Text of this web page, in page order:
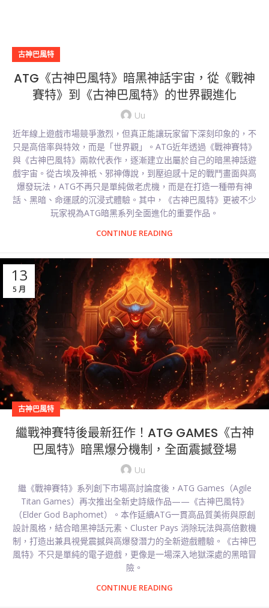
古神巴風特
ATG《古神巴風特》暗黑神話宇宙，從《戰神
賽特》到《古神巴風特》的世界觀進化
Uu
近年線上遊戲市場競爭激烈，但真正能讓玩家留下深刻印象的，不
只是高倍率與特效，而是「世界觀」。ATG近年透過《戰神賽特》
與《古神巴風特》兩款代表作，逐漸建立出屬於自己的暗黑神話遊
戲宇宙。從古埃及神祇、邪神傳說，到壓迫感十足的戰鬥畫面與高
爆發玩法，ATG不再只是單純做老虎機，而是在打造一種帶有神
話、黑暗、命運感的沉浸式體驗。其中，《古神巴風特》更被不少
玩家視為ATG暗黑系列全面進化的重要作品。
CONTINUE READING
13
5 月
古神巴風特
繼戰神賽特後最新狂作！ATG GAMES《古神
巴風特》暗黑爆分機制，全面震撼登場
Uu
繼《戰神賽特》系列創下市場高討論度後，ATG Games（Agile
Titan Games）再次推出全新史詩級作品——《古神巴風特》
（Elder God Baphomet）。本作延續ATG一貫高品質美術與原創
設計風格，結合暗黑神話元素、Cluster Pays 消除玩法與高倍數機
制，打造出兼具視覺震撼與高爆發潛力的全新遊戲體驗。《古神巴
風特》不只是單純的電子遊戲，更像是一場深入地獄深處的黑暗冒
險。
CONTINUE READING